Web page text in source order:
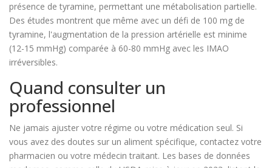
présence de tyramine, permettant une métabolisation partielle.
Des études montrent que même avec un défi de 100 mg de
tyramine, l'augmentation de la pression artérielle est minime
(12-15 mmHg) comparée à 60-80 mmHg avec les IMAO
irréversibles.
Quand consulter un
professionnel
Ne jamais ajuster votre régime ou votre médication seul. Si
vous avez des doutes sur un aliment spécifique, contactez votre
pharmacien ou votre médecin traitant. Les bases de données